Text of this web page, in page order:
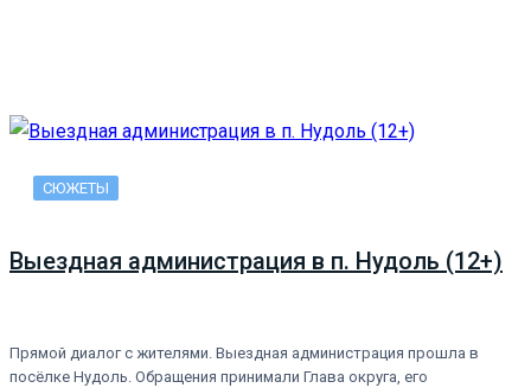
СЮЖЕТЫ
Выездная администрация в п. Нудоль (12+)
Прямой диалог с жителями. Выездная администрация прошла в
посёлке Нудоль. Обращения принимали Глава округа, его